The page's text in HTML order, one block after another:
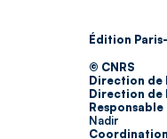
Édition
© CNRS
Direction de
Direction de
Nadir